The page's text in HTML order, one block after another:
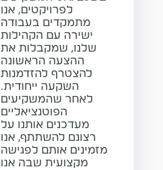
לפרויקטים, אנו
מתמקדים בעבודה
ישירה עם הקהילות
שלנו, שמקבלות את
ההצעה הראשונה
להצטרף להזדמנות
השקעה ייחודית.
לאחר שהמשקיעים
הפוטנציאליים
מעדכנים אותנו על
רצונם להשתתף, אנו
מזמינים אותם לפגישה
מקצועית שבה אנו